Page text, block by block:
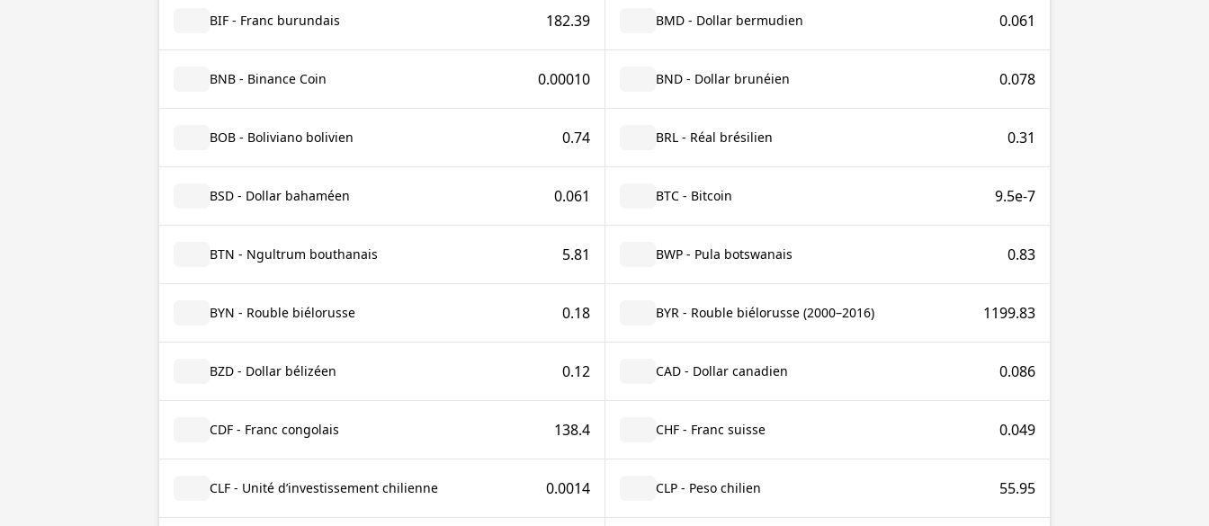
BIF - Franc burundais 182.39 BMD - Dollar bermudien 0.061
BNB - Binance Coin 0.00010 BND - Dollar brunéien 0.078
BOB - Boliviano bolivien 0.74 BRL - Réal brésilien 0.31
BSD - Dollar bahaméen 0.061 BTC - Bitcoin 9.5e-7
BTN - Ngultrum bouthanais 5.81 BWP - Pula botswanais 0.83
BYN - Rouble biélorusse 0.18 BYR - Rouble biélorusse (2000–2016) 1199.83
BZD - Dollar bélizéen 0.12 CAD - Dollar canadien 0.086
CDF - Franc congolais 138.4 CHF - Franc suisse 0.049
CLF - Unité d’investissement chilienne 0.0014 CLP - Peso chilien 55.95